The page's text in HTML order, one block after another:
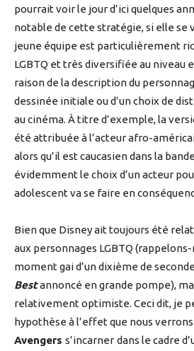
pourrait voir le jour d’ici quelques
notable de cette stratégie, si elle se
jeune équipe est particulièrement
LGBTQ et très diversifiée au niveau
raison de la description du
dessinée initiale ou d’un choix de
au cinéma. À titre d’exemple, la
été attribuée à l’acteur afro-
alors qu’il est caucasien dans la
évidemment le choix d’un acteur
adolescent va se faire en
Bien que Disney ait toujours été
aux personnages LGBTQ
moment gai d’un dixième de
Bestannoncé en grande pompe),
relativement optimiste. Ceci dit, je
hypothèse à l’effet que nous
Avengers s’incarner dans le cadre